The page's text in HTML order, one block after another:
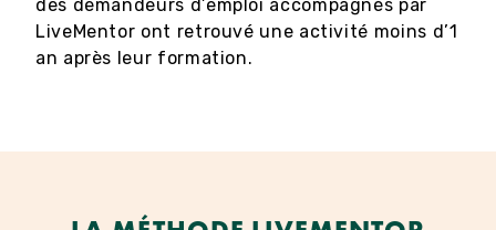
des demandeurs d’emploi accompagnés par
LiveMentor ont retrouvé une activité moins d’1
an après leur formation.